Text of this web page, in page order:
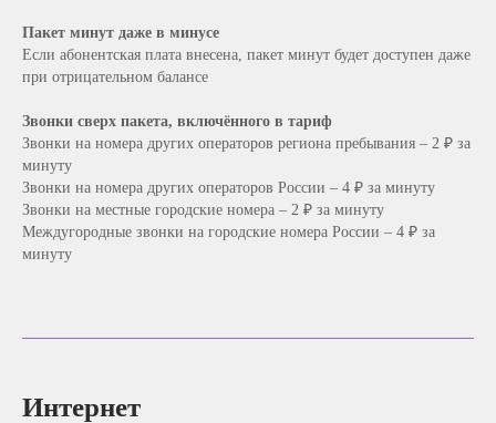
Пакет минут даже в минусе
Если абонентская плата внесена, пакет минут будет доступен даже
при отрицательном балансе
Звонки сверх пакета, включённого в тариф
Звонки на номера других операторов региона пребывания – 2 ₽ за
минуту
Звонки на номера других операторов России – 4 ₽ за минуту
Звонки на местные городские номера – 2 ₽ за минуту
Междугородные звонки на городские номера России – 4 ₽ за
минуту
Интернет